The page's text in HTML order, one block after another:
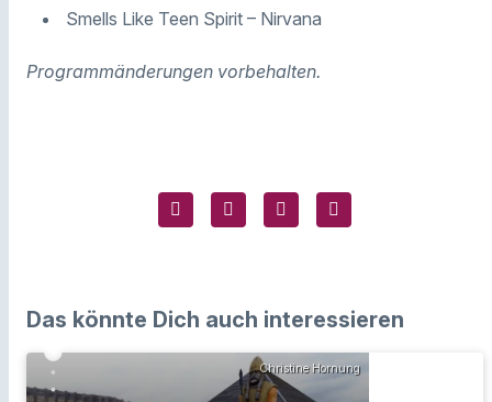
Smells Like Teen Spirit – Nirvana
Programmänderungen vorbehalten.
Das könnte Dich auch interessieren
Christine Hornung